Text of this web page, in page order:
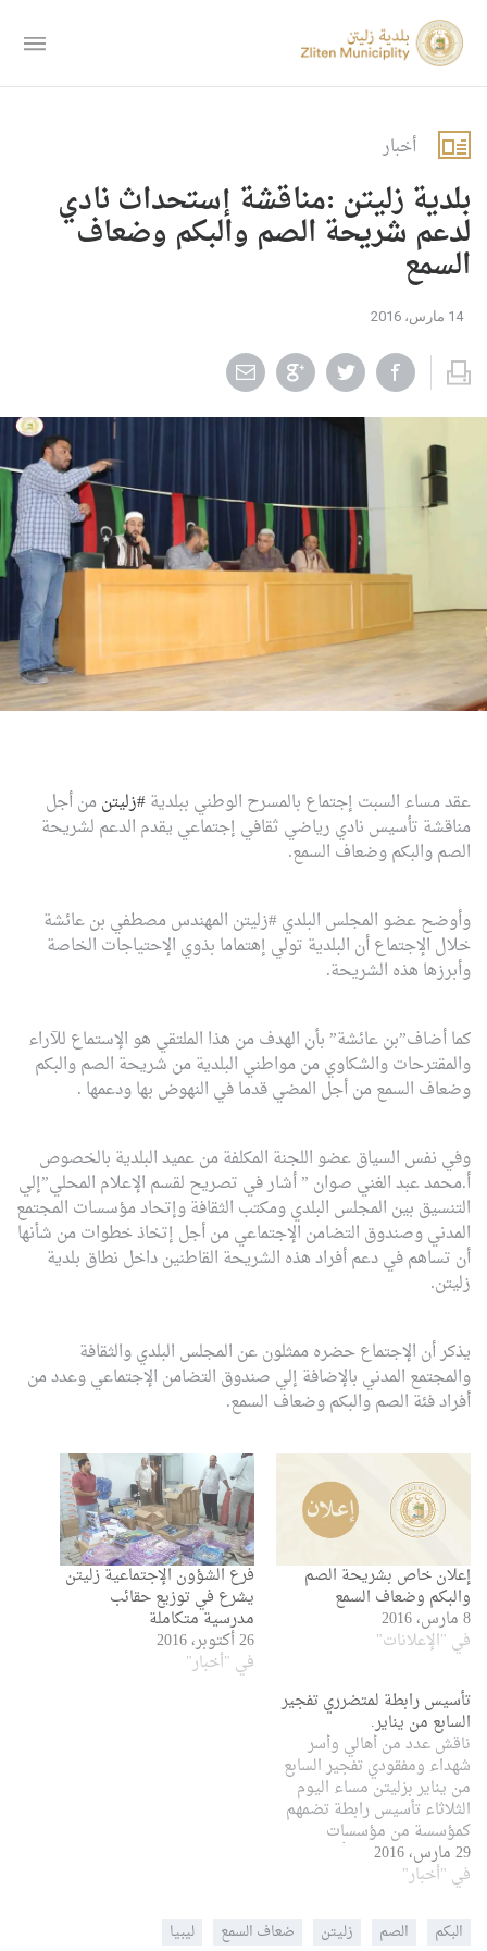
أخبار
بلدية زليتن :مناقشة إستحداث نادي
لدعم شريحة الصم والبكم وضعاف
السمع
14 مارس، 2016
عقد مساء السبت إجتماع بالمسرح الوطني ببلدية‫#‏زليتن‬ من أجل
مناقشة تأسيس نادي رياضي ثقافي إجتماعي يقدم الدعم لشريحة
الصم والبكم وضعاف السمع.
وأوضح عضو المجلس البلدي #زليتن المهندس مصطفي بن عائشة
خلال الإجتماع أن البلدية تولي إهتماما بذوي الإحتياجات الخاصة
وأبرزها هذه الشريحة.
كما أضاف”بن عائشة” بأن الهدف من هذا الملتقي هو الإستماع للآراء
والمقترحات والشكاوي من مواطني البلدية من شريحة الصم والبكم
وضعاف السمع من أجل المضي قدما في النهوض بها ودعمها .
وفي نفس السياق عضو اللجنة المكلفة من عميد البلدية بالخصوص
أ.محمد عبد الغني صوان ” أشار في تصريح لقسم الإعلام المحلي”إلي
التنسيق بين المجلس البلدي ومكتب الثقافة وإتحاد مؤسسات المجتمع
المدني وصندوق التضامن الإجتماعي من أجل إتخاذ خطوات من شأنها
أن تساهم في دعم أفراد هذه الشريحة القاطنين داخل نطاق بلدية
زليتن.
يذكر أن الإجتماع حضره ممثلون عن المجلس البلدي والثقافة
والمجتمع المدني بالإضافة إلي صندوق التضامن الإجتماعي وعدد من
أفراد فئة الصم والبكم وضعاف السمع.
إعلان خاص بشريحة الصم
والبكم وضعاف السمع
8 مارس، 2016
في "الإعلانات"
فرع الشؤون الإجتماعية زليتن
يشرع في توزيع حقائب
مدرسية متكاملة
26 أكتوبر، 2016
في "أخبار"
تأسيس رابطة لمتضرري تفجير
السابع من يناير.
ناقش عدد من أهالي وأسر
شهداء ومفقودي تفجير السابع
من يناير بزليتن مساء اليوم
الثلاثاء تأسيس رابطة تضمهم
كمؤسسة من مؤسسات
المجتمع المدني من أجل إيلاء
الإهتمام بمطالبهم وتذليل
الصعوبات . .الإجتماع الذي
عقد بمدرج الإذاعة المحلية
استعرض خلاله عدد من الأمور
29 مارس، 2016
في "أخبار"
البكم الصم زليتن ضعاف السمع ليبيا